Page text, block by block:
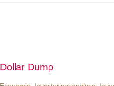
Dollar Dump